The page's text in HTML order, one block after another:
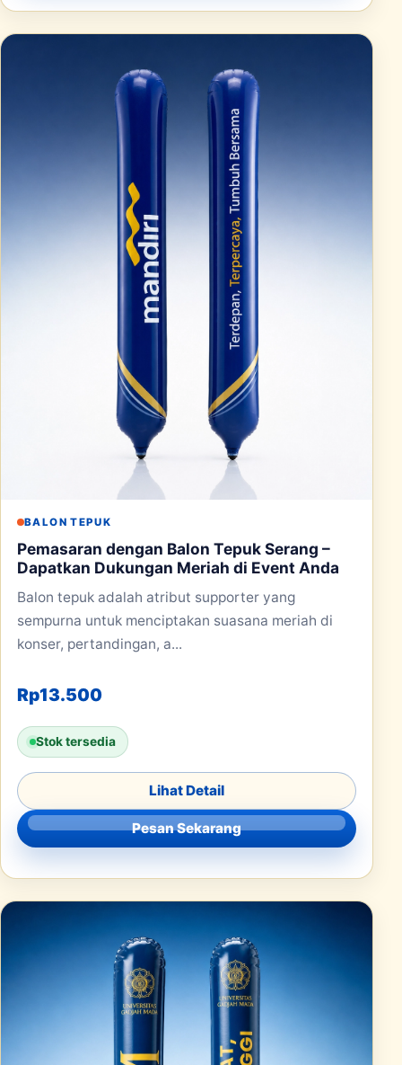
BALON TEPUK
Pemasaran dengan Balon Tepuk Serang –
Dapatkan Dukungan Meriah di Event Anda
Balon tepuk adalah atribut supporter yang
sempurna untuk menciptakan suasana meriah di
konser, pertandingan, a...
Rp13.500
Stok tersedia
Lihat Detail
Pesan Sekarang